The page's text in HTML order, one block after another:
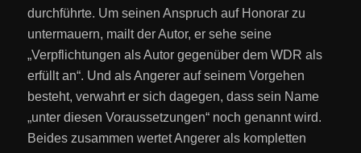
durchführte. Um seinen Anspruch auf Honorar zu
untermauern, mailt der Autor, er sehe seine
„Verpflichtungen als Autor gegenüber dem WDR als
erfüllt an“. Und als Angerer auf seinem Vorgehen
besteht, verwahrt er sich dagegen, dass sein Name
„unter diesen Voraussetzungen“ noch genannt wird.
Beides zusammen wertet Angerer als kompletten